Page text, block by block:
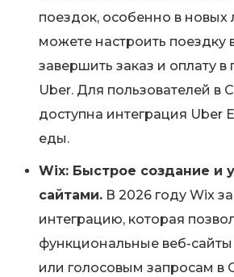
поездок, особенно в новых
можете настроить поездку
завершить заказ и оплату
Uber. Для пользователей в
доступна интеграция Uber
еды.
Wix: Быстрое создание и
сайтами. В 2026 году Wix
интеграцию, которая
функциональные веб-сайты
или голосовым запросам в